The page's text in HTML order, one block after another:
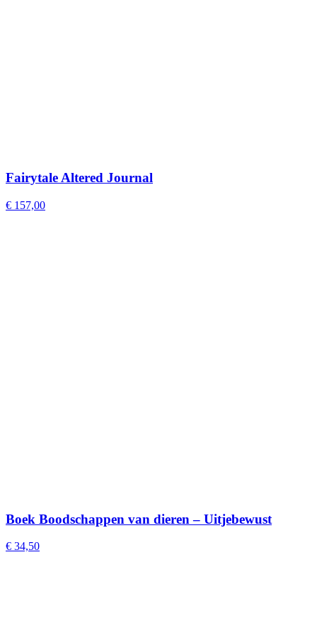
Fairytale Altered Journal
€ 157,00
Boek Boodschappen van dieren – Uitjebewust
€ 34,50